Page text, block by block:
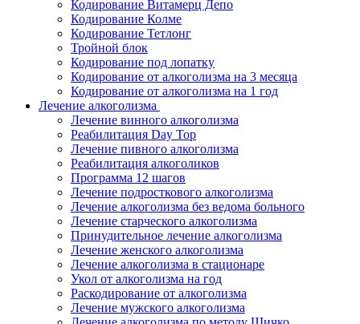
Кодирование Витамерц Депо
Кодирование Колме
Кодирование Тетлонг
Тройной блок
Кодирование под лопатку
Кодирование от алкоголизма на 3 месяца
Кодирование от алкоголизма на 1 год
Лечение алкоголизма
Лечение винного алкоголизма
Реабилитация Day Top
Лечение пивного алкоголизма
Реабилитация алкоголиков
Программа 12 шагов
Лечение подросткового алкоголизма
Лечение алкоголизма без ведома больного
Лечение старческого алкоголизма
Принудительное лечение алкоголизма
Лечение женского алкоголизма
Лечение алкоголизма в стационаре
Укол от алкоголизма на год
Раскодирование от алкоголизма
Лечение мужского алкоголизма